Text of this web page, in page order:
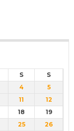
S S
4
5
11
12
18
19
25
26